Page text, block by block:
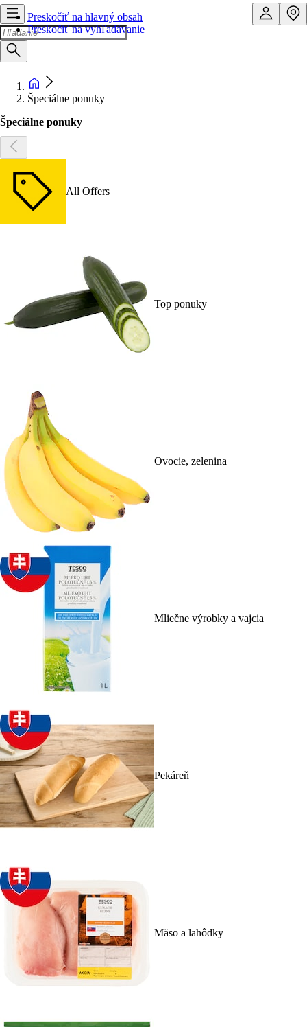
Preskočiť na hlavný obsah
Preskočiť na vyhľadávanie
Špeciálne ponuky
Špeciálne ponuky
All Offers
Top ponuky
Ovocie, zelenina
Mliečne výrobky a vajcia
Pekáreň
Mäso a lahôdky